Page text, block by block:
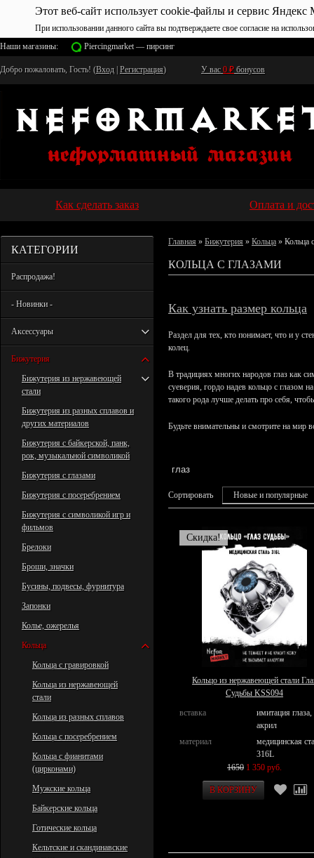
Этот веб-сайт использует cookie-файлы и сервис Яндекс
При использовании данного сайта вы подтверждаете свое согласие на
Наши магазины:
Piercingmarket — пирсинг
Добро пожаловать, Гость! (Вход Регистрация) У вас 0 ₽ бонусов
Как сделать заказ Оплата и
КАТЕГОРИИ
Распродажа!
- Новинки -
Аксессуары
Бижутерия
Бижутерия из нержавеющей
стали
Бижутерия из разных сплавов и
других материалов
Бижутерия с байкерской, панк,
рок, музыкальной символикой
Бижутерия с глазами
Бижутерия с посеребрением
Бижутерия с символикой игр и
фильмов
Брелоки
Броши, значки
Бусины, подвесы, фурнитура
Запонки
Колье, ожерелья
Кольца
Кольца с гравировкой
Кольца из нержавеющей
стали
Кольца из разных сплавов
Кольца с посеребрением
Кольца с фианитами
(цирконами)
Мужские кольца
Байкерские кольца
Готические кольца
Кельтские и скандинавские
Главная » Бижутерия » Кольца » Кольца
КОЛЬЦА С ГЛАЗАМИ
Как узнать размер кольца
Раздел для тех, кто понимает, что и у
колец.
В традициях многих народов глаз как
суеверия, гордо надев кольцо с глазом
такого рода лучше делать про себя,
Будьте внимательны и смотрите на мир
глаз
Сортировать Новые и популярные
Скидка!
Кольцо из нержавеющей стали
Судьбы KSS094
вставка
имитация глаза,
акрил
материал
медицинская
316L
1650 1 350 руб.